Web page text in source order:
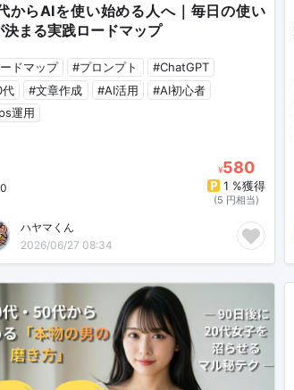
からAIを使い始める人へ｜毎日の使い
決まる実践ロードマップ
ドマップ #プロンプト
#ChatGPT
#文章作成 #AI活用
#AI初心者
運用
0
¥580
1 %獲得
(5 円相当)
ハヤマくん
2026/06/27 08:34